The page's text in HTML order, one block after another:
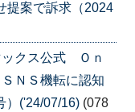
提案で訴求（2024
クス公式 Ｏｎ
ＮＳ機転に認知
）('24/07/16) (078